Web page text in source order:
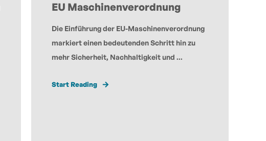
EU Maschinenverordnung
Die Einführung der EU-Maschinenverordnung
markiert einen bedeutenden Schritt hin zu
mehr Sicherheit, Nachhaltigkeit und ...
Start Reading